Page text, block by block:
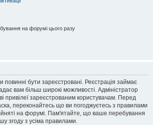
на форумі цього разу
бути зареєстровані. Реєстрація займає
вам більш широкі можливості. Адміністратор
привілеї зареєстрованим користувачам. Перед
переконайтесь що ви погоджуєтесь з правилами
на форумі. Пам'ятайте, що ваше перебування
згоду з усіма правилами.